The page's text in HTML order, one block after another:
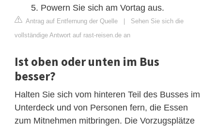
Powern Sie sich am Vortag aus.
Antrag auf Entfernung der Quelle | Sehen Sie sich die
vollständige Antwort auf rast-reisen.de an
Ist oben oder unten im Bus
besser?
Halten Sie sich vom hinteren Teil des Busses im
Unterdeck und von Personen fern, die Essen
zum Mitnehmen mitbringen. Die Vorzugsplätze